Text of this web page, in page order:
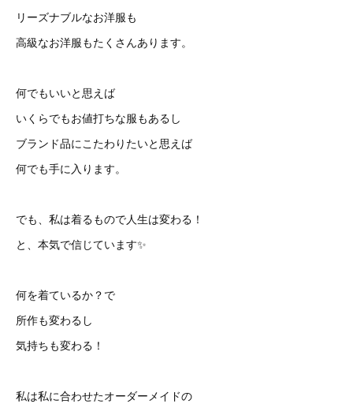
リーズナブルなお洋服も
高級なお洋服もたくさんあります。
何でもいいと思えば
いくらでもお値打ちな服もあるし
ブランド品にこたわりたいと思えば
何でも手に入ります。
でも、私は着るもので人生は変わる！
と、本気で信じています✨
何を着ているか？で
所作も変わるし
気持ちも変わる！
私は私に合わせたオーダーメイドの